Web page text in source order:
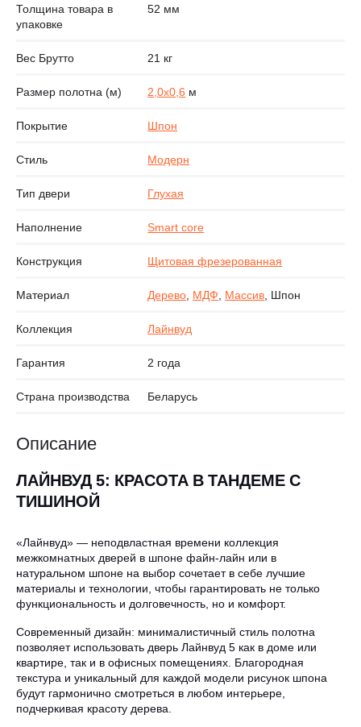
Толщина товара в
упаковке
52 мм
Вес Брутто 21 кг
Размер полотна (м) 2,0х0,6 м
Покрытие Шпон
Стиль Модерн
Тип двери Глухая
Наполнение Smart core
Конструкция Щитовая фрезерованная
Материал Дерево, МДФ, Массив, Шпон
Коллекция Лайнвуд
Гарантия 2 года
Страна производства Беларусь
Описание
ЛАЙНВУД 5: КРАСОТА В ТАНДЕМЕ С
ТИШИНОЙ
«Лайнвуд» — неподвластная времени коллекция
межкомнатных дверей в шпоне файн-лайн или в
натуральном шпоне на выбор сочетает в себе лучшие
материалы и технологии, чтобы гарантировать не только
функциональность и долговечность, но и комфорт.
Современный дизайн: минималистичный стиль полотна
позволяет использовать дверь Лайнвуд 5 как в доме или
квартире, так и в офисных помещениях. Благородная
текстура и уникальный для каждой модели рисунок шпона
будут гармонично смотреться в любом интерьере,
подчеркивая красоту дерева.